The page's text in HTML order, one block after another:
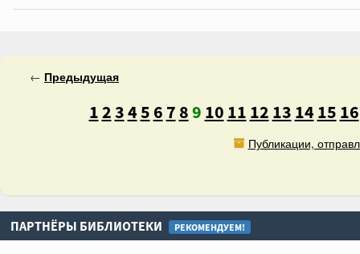
← Предыдущая
12345 6 7 89 10 11 12 13 14 15 16
Публикации,
ПАРТНЁРЫ БИБЛИОТЕКИ РЕКОМЕНДУЕМ!